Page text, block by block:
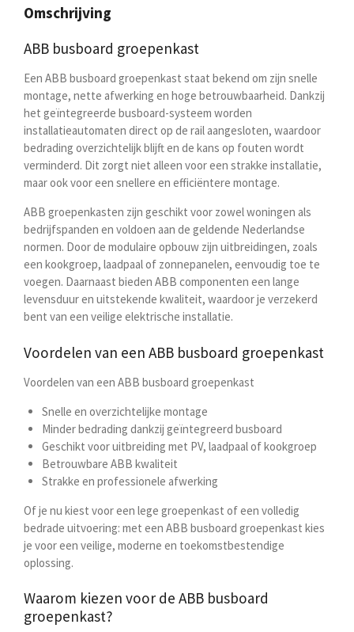
Omschrijving
ABB busboard groepenkast
Een ABB busboard groepenkast staat bekend om zijn snelle
montage, nette afwerking en hoge betrouwbaarheid. Dankzij
het geïntegreerde busboard-systeem worden
installatieautomaten direct op de rail aangesloten, waardoor
bedrading overzichtelijk blijft en de kans op fouten wordt
verminderd. Dit zorgt niet alleen voor een strakke installatie,
maar ook voor een snellere en efficiëntere montage.
ABB groepenkasten zijn geschikt voor zowel woningen als
bedrijfspanden en voldoen aan de geldende Nederlandse
normen. Door de modulaire opbouw zijn uitbreidingen, zoals
een kookgroep, laadpaal of zonnepanelen, eenvoudig toe te
voegen. Daarnaast bieden ABB componenten een lange
levensduur en uitstekende kwaliteit, waardoor je verzekerd
bent van een veilige elektrische installatie.
Voordelen van een ABB busboard groepenkast
Voordelen van een ABB busboard groepenkast
Snelle en overzichtelijke montage
Minder bedrading dankzij geïntegreerd busboard
Geschikt voor uitbreiding met PV, laadpaal of kookgroep
Betrouwbare ABB kwaliteit
Strakke en professionele afwerking
Of je nu kiest voor een lege groepenkast of een volledig
bedrade uitvoering: met een ABB busboard groepenkast kies
je voor een veilige, moderne en toekomstbestendige
oplossing.
Waarom kiezen voor de ABB busboard
groepenkast?